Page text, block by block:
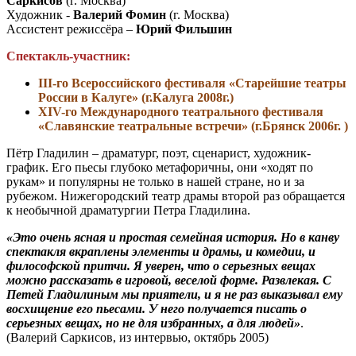
Художник - Валерий Фомин (г. Москва)
Ассистент режиссёра – Юрий Фильшин
Спектакль-участник:
III-го Всероссийского фестиваля «Старейшие театры
России в Калуге» (г.Калуга 2008г.)
XIV-го Международного театрального фестиваля
«Славянские театральные встречи» (г.Брянск 2006г. )
Пётр Гладилин – драматург, поэт, сценарист, художник-
график. Его пьесы глубоко метафоричны, они «ходят по
рукам» и популярны не только в нашей стране, но и за
рубежом. Нижегородский театр драмы второй раз обращается
к необычной драматургии Петра Гладилина.
«Это очень ясная и простая семейная история. Но в канву
спектакля вкраплены элементы и драмы, и комедии, и
философской притчи. Я уверен, что о серьезных вещах
можно рассказать в игровой, веселой форме. Развлекая. С
Петей Гладилиным мы приятели, и я не раз выказывал ему
восхищение его пьесами. У него получается писать о
серьезных вещах, но не для избранных, а для людей».
(Валерий Саркисов, из интервью, октябрь 2005)